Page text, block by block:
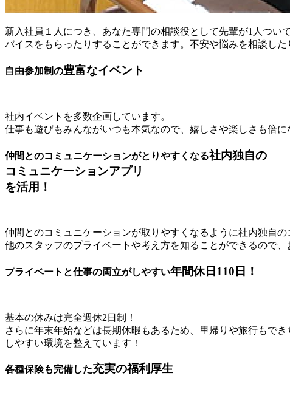
新入社員１人につき、あなた専門の相談役として先輩が1人つ
バイスをもらったりすることができます。不安や悩みを相談し
自由参加制の豊富なイベント
社内イベントを多数企画しています。
仕事も遊びもみんながいつも本気なので、嬉しさや楽しさも倍
仲間とのコミュニケーションがとりやすくなる社内独自の
コミュニケーションアプリ
を活用！
仲間とのコミュニケーションが取りやすくなるように社内独自
他のスタッフのプライベートや考え方を知ることができるので、
プライベートと仕事の両立がしやすい年間休日110日！
基本の休みは完全週休2日制！
さらに年末年始などは長期休暇もあるため、里帰りや旅行もで
しやすい環境を整えています！
各種保険も完備した充実の福利厚生